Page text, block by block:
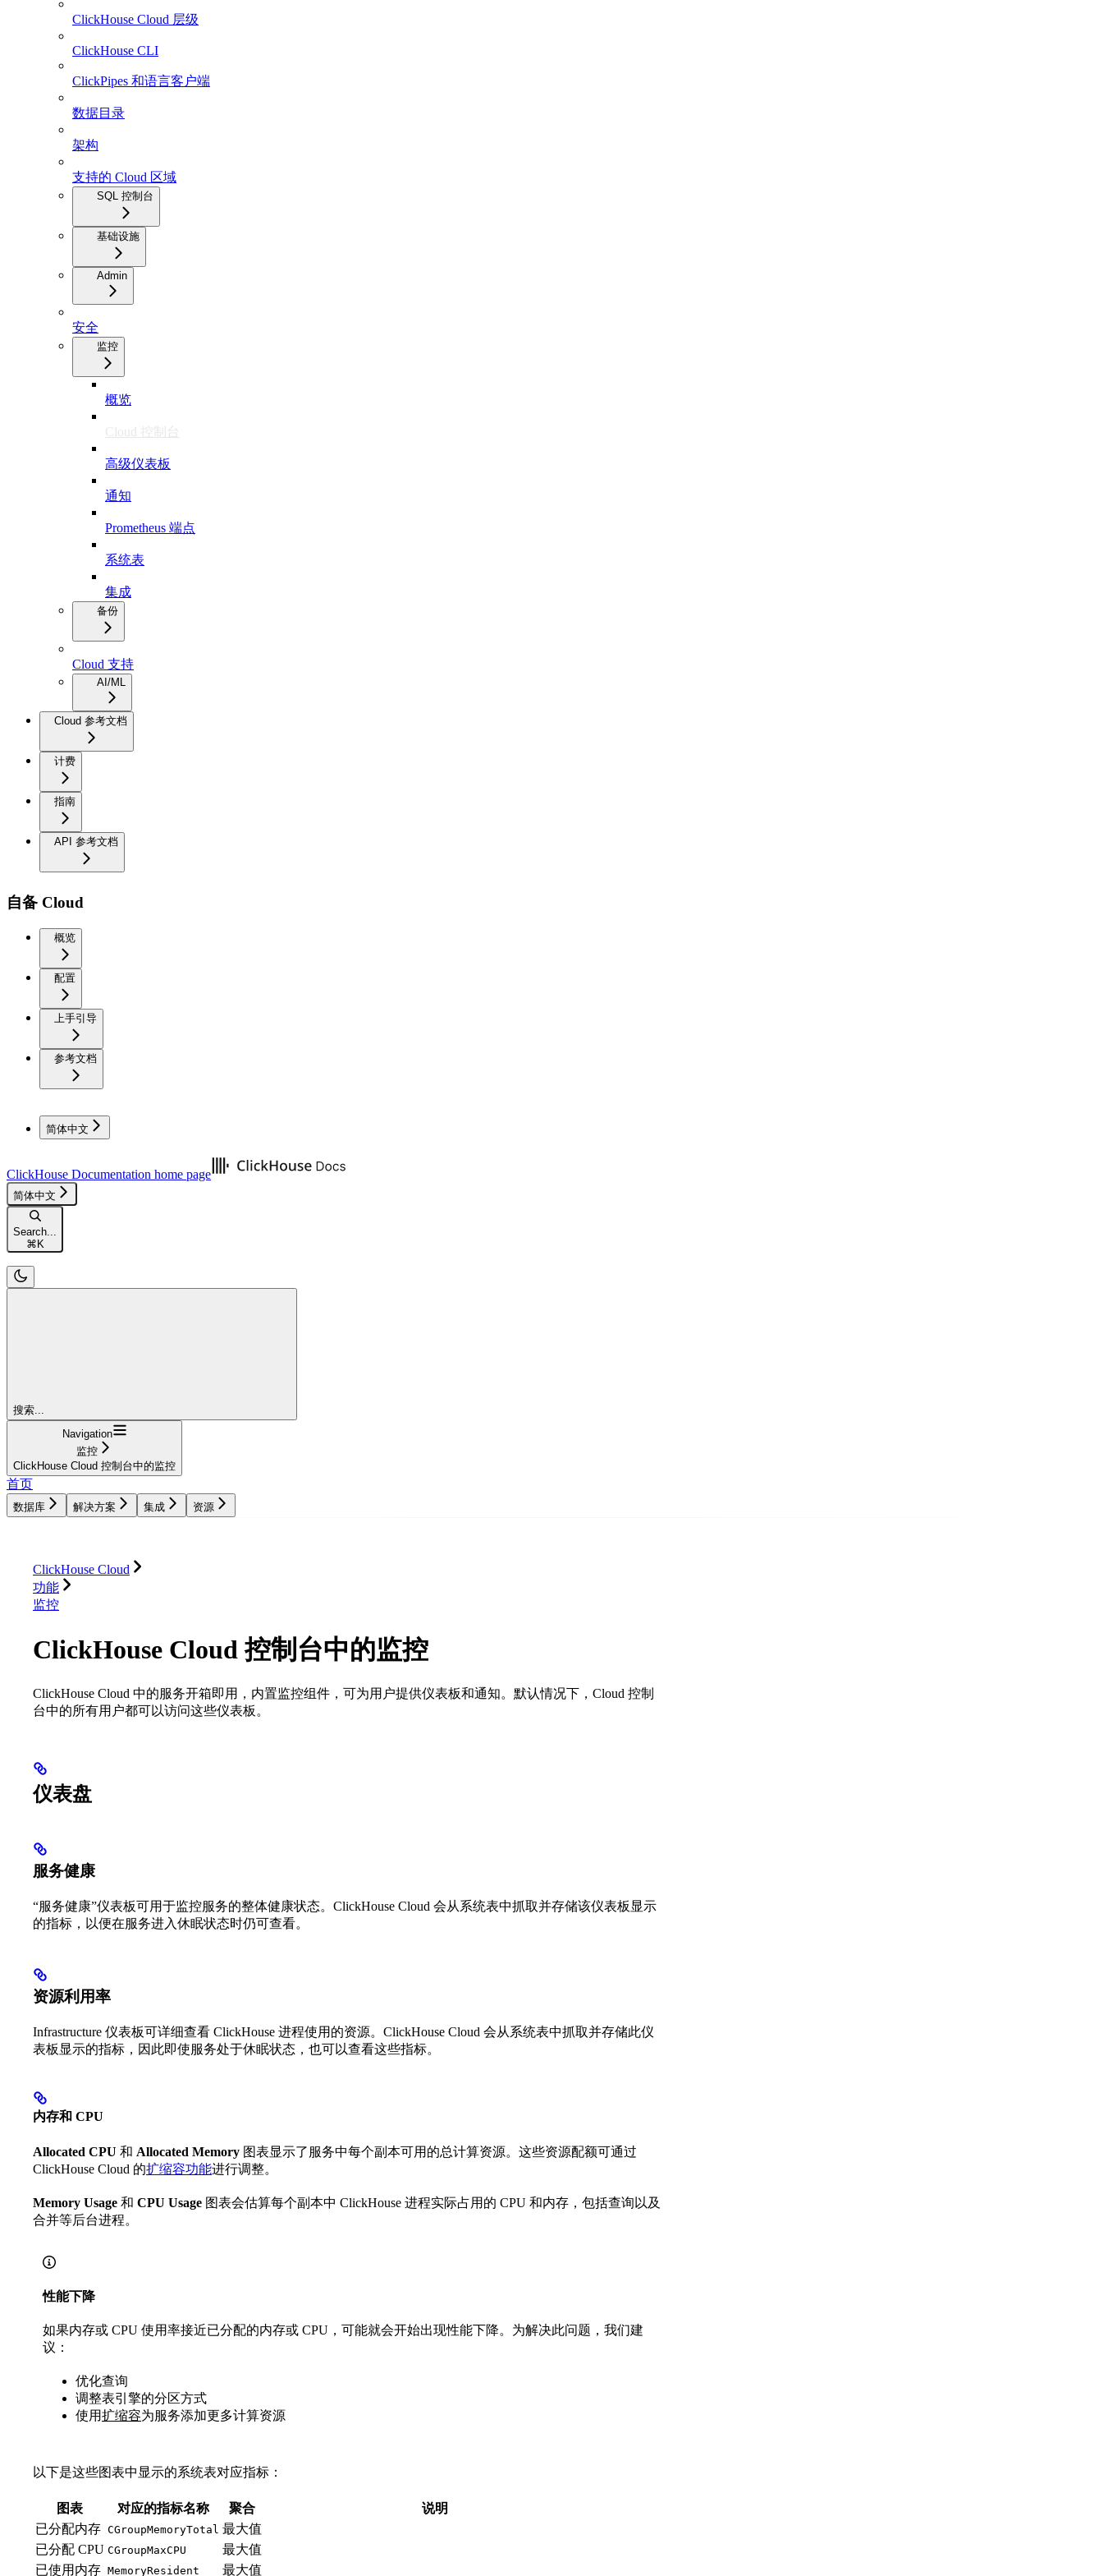
ClickHouse Cloud 层级
ClickHouse CLI
ClickPipes 和语言客户端
数据目录
架构
支持的 Cloud 区域
SQL 控制台
基础设施
Admin
安全
监控
概览
Cloud 控制台
高级仪表板
通知
Prometheus 端点
系统表
集成
备份
Cloud 支持
AI/ML
Cloud 参考文档
计费
指南
API 参考文档
自备 Cloud
概览
配置
上手引导
参考文档
简体中文
ClickHouse Documentation home page
简体中文
Search...
⌘ K
搜索...
Navigation
监控
ClickHouse Cloud 控制台中的监控
首页
数据库 解决方案 集成 资源
ClickHouse Cloud
功能
监控
ClickHouse Cloud 控制台中的监控
ClickHouse Cloud 中的服务开箱即用，内置监控组件，可为用户提供仪表板和通知。默认情况下，Cloud 控制
台中的所有用户都可以访问这些仪表板。
仪表盘
服务健康
“服务健康”仪表板可用于监控服务的整体健康状态。ClickHouse Cloud 会从系统表中抓取并存储该仪表板显示
的指标，以便在服务进入休眠状态时仍可查看。
资源利用率
Infrastructure 仪表板可详细查看 ClickHouse 进程使用的资源。ClickHouse Cloud 会从系统表中抓取并存储此仪
表板显示的指标，因此即使服务处于休眠状态，也可以查看这些指标。
内存和 CPU
Allocated CPU 和 Allocated Memory 图表显示了服务中每个副本可用的总计算资源。这些资源配额可通过
ClickHouse Cloud 的扩缩容功能进行调整。
Memory Usage 和 CPU Usage 图表会估算每个副本中 ClickHouse 进程实际占用的 CPU 和内存，包括查询以及
合并等后台进程。
性能下降
如果内存或 CPU 使用率接近已分配的内存或 CPU，可能就会开始出现性能下降。为解决此问题，我们建
议：
优化查询
调整表引擎的分区方式
使用扩缩容为服务添加更多计算资源
以下是这些图表中显示的系统表对应指标：
图表 对应的指标名称 聚合
说明
已分配内存 CGroupMemoryTotal 最大值
已分配 CPU CGroupMaxCPU
最大值
已使用内存 MemoryResident 最大值